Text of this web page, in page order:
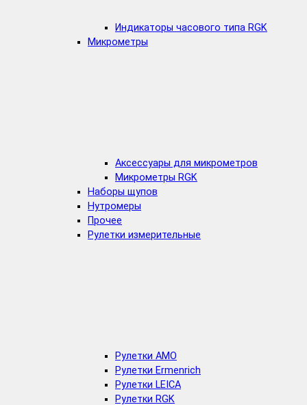
Индикаторы часового типа RGK
Микрометры
Аксессуары для микрометров
Микрометры RGK
Наборы щупов
Нутромеры
Прочее
Рулетки измерительные
Рулетки AMO
Рулетки Ermenrich
Рулетки LEICA
Рулетки RGK